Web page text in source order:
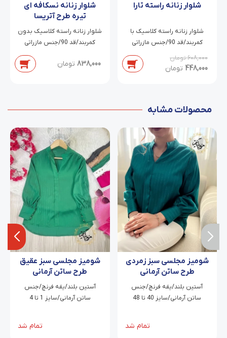
شلوار زنانه راسته تارا
شلوار زنانه راسته کلاسیک با
کمربند/قد 90/جنس مازراتی
دابل/سایز 38 تا 46
608,000تومان
448,000 تومان
شلوار زنانه نسکافه ای
تیره طرح آتریسا
شلوار زنانه راسته کلاسیک بدون
کمربند/قد 90/جنس مازراتی
838,000 تومان
محصولات مشابه
شومیز مجلسی سبز زمردی
طرح ساتن آرمانی
آستین بلند/یقه فرنچ/جنس
ساتن آرمانی/سایز 40 تا 48
تمام شد
شومیز مجلسی سبز عقیق
طرح ساتن آرمانی
آستین بلند/یقه فرنچ/جنس
ساتن آرمانی/سایز 1 تا 4
تمام شد